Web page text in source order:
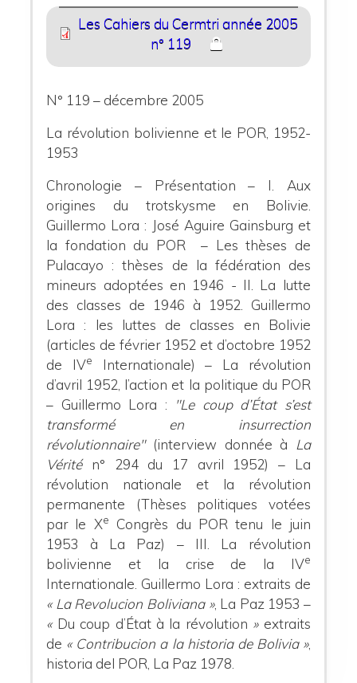
Les Cahiers du Cermtri année 2005
n° 119
N° 119 – décembre 2005
La révolution bolivienne et le POR, 1952-
1953
Chronologie – Présentation – I. Aux
origines du trotskysme en Bolivie
Guillermo Lora : José Aguire Gainsburg et
la fondation du POR – Les thèses de
Pulacayo : thèses de la fédération des
mineurs adoptées en 1946 - II. La lutte
des classes de 1946 à 1952. Guillermo
Lora : les luttes de classes en Bolivie
(articles de février 1952 et d’octobre 1952
de IVe
Internationale) – La révolution
d’avril 1952, l’action et la politique du POR
– Guillermo Lora :
"Le coup d’État s’est
transformé en insurrection
révolutionnaire"(interview donnée à La
Véritén° 294 du 17 avril 1952) – La
révolution nationale et la révolution
permanente (Thèses politiques votées
par le Xe
Congrès du POR tenu le juin
1953 à La Paz) – III. La révolution
bolivienne et la crise de la IVe
Internationale. Guillermo Lora : extraits de
« La Revolucion Boliviana », La Paz 1953 –
« Du coup d’État à la révolution » extraits
de « Contribucion a la historia de Bolivia »,
historia del POR, La Paz 1978.